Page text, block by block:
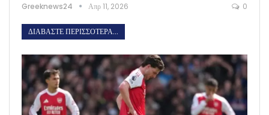
Greeknews24 Απρ 11, 2026 0
ΔΙΑΒΆΣΤΕ ΠΕΡΙΣΣΌΤΕΡΑ...